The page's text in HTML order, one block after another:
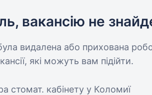
вакансію не
видалена або прихована
які можуть вам підійти.
стомат. кабінету у Коломиї